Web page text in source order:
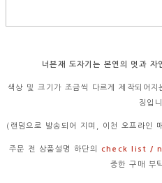
너븐재 도자기는 본연의 멋과 자
색상 및 크기가 조금씩 다르게 제작되어
징입
(랜덤으로 발송되어 지며, 이천 오프라인
주문 전 상품설명 하단의 check list /
중한 구매 부